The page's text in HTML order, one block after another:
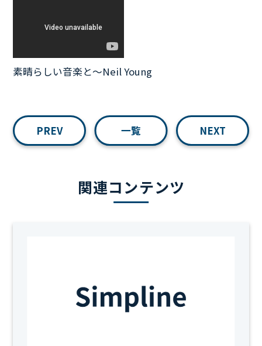
素晴らしい音楽と～Neil Young
PREV 一覧 NEXT
関連コンテンツ